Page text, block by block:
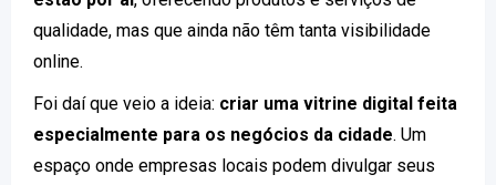
qualidade, mas que ainda não têm tanta visibilidade
online.
Foi daí que veio a ideia: criar uma vitrine digital feita
especialmente para os negócios da cidade. Um
espaço onde empresas locais podem divulgar seus